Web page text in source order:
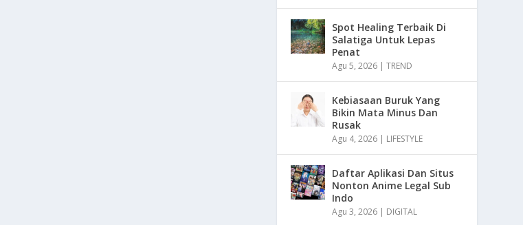
Spot Healing Terbaik Di
Salatiga Untuk Lepas
Penat
Agu 5, 2026 |TREND
Kebiasaan Buruk Yang
Bikin Mata Minus Dan
Rusak
Agu 4, 2026 | LIFESTYLE
Daftar Aplikasi Dan Situs
Nonton Anime Legal Sub
Indo
Agu 3, 2026 | DIGITAL